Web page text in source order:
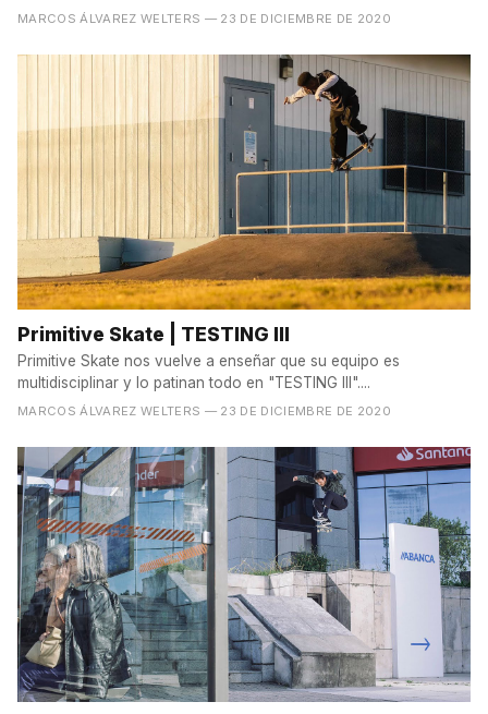
MARCOS ÁLVAREZ WELTERS — 23 DE DICIEMBRE DE 2020
Primitive Skate | TESTING III
Primitive Skate nos vuelve a enseñar que su equipo es
multidisciplinar y lo patinan todo en "TESTING III"....
MARCOS ÁLVAREZ WELTERS — 23 DE DICIEMBRE DE 2020